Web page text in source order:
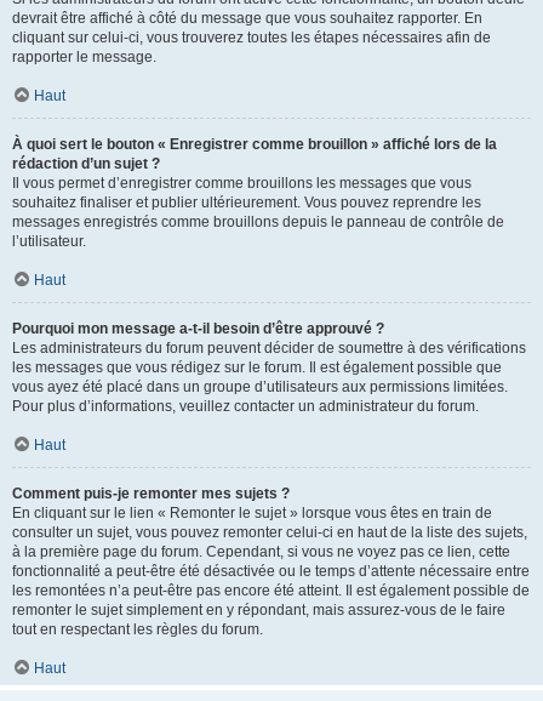
devrait être affiché à côté du message que vous souhaitez rapporter. En
cliquant sur celui-ci, vous trouverez toutes les étapes nécessaires afin de
rapporter le message.
Haut
À quoi sert le bouton « Enregistrer comme brouillon » affiché lors de la
rédaction d’un sujet ?
Il vous permet d’enregistrer comme brouillons les messages que vous
souhaitez finaliser et publier ultérieurement. Vous pouvez reprendre les
messages enregistrés comme brouillons depuis le panneau de contrôle de
l’utilisateur.
Haut
Pourquoi mon message a-t-il besoin d’être approuvé ?
Les administrateurs du forum peuvent décider de soumettre à des vérifications
les messages que vous rédigez sur le forum. Il est également possible que
vous ayez été placé dans un groupe d’utilisateurs aux permissions limitées.
Pour plus d’informations, veuillez contacter un administrateur du forum.
Haut
Comment puis-je remonter mes sujets ?
En cliquant sur le lien « Remonter le sujet » lorsque vous êtes en train de
consulter un sujet, vous pouvez remonter celui-ci en haut de la liste des sujets,
à la première page du forum. Cependant, si vous ne voyez pas ce lien, cette
fonctionnalité a peut-être été désactivée ou le temps d’attente nécessaire entre
les remontées n’a peut-être pas encore été atteint. Il est également possible de
remonter le sujet simplement en y répondant, mais assurez-vous de le faire
tout en respectant les règles du forum.
Haut